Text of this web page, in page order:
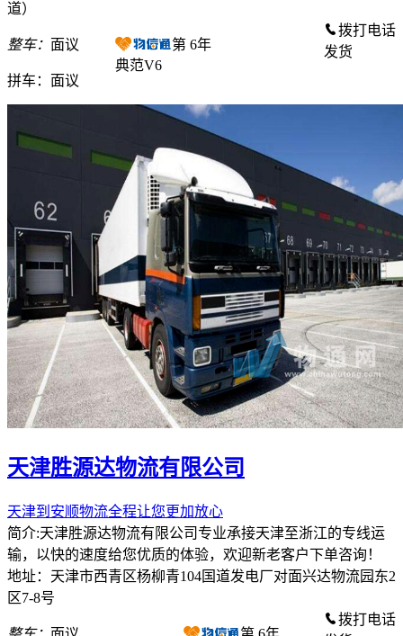
道）
整车： 面议
拼车： 面议
第 6年
典范V6
拨打电话
发货
天津胜源达物流有限公司
天津到安顺物流全程让您更加放心
简介:天津胜源达物流有限公司专业承接天津至浙江的专线运
输，以快的速度给您优质的体验，欢迎新老客户下单咨询！
地址：天津市西青区杨柳青104国道发电厂对面兴达物流园东2
区7-8号
拨打电话